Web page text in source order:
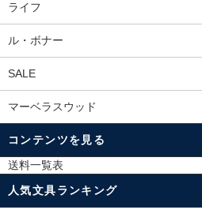
ライフ
ル・ボナー
SALE
マーベラスウッド
コンテンツを見る
送料一覧表
人気文具ランキング